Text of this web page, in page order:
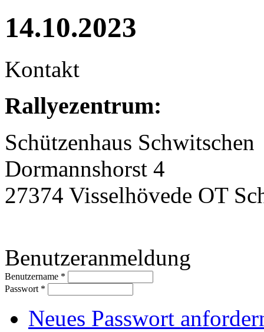
14.10.2023
Kontakt
Rallyezentrum:
Schützenhaus Schwitschen
Dormannshorst 4
27374 Visselhövede OT
Benutzeranmeldung
Benutzername *
Passwort *
Neues Passwort